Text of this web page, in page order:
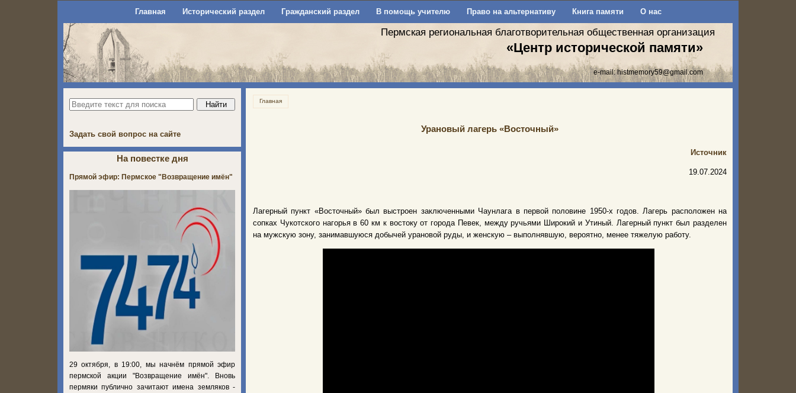
Главная Исторический раздел Гражданский раздел В помощь учителю Право на альтернативу Книга памяти О нас
Пермская региональная благотворительная общественная организация
«Центр исторической памяти»
e-mail:histmemory59@gmail.com
Главная
Урановый лагерь «Восточный»
Источник
19.07.2024
Лагерный пункт «Восточный» был выстроен заключенными Чаунлага в первой половине 1950-х годов. Лагерь расположен на
сопках Чукотского нагорья в 60 км к востоку от города Певек, между ручьями Широкий и Утиный. Лагерный пункт был разделен
на мужскую зону, занимавшуюся добычей урановой руды, и женскую – выполнявшую, вероятно, менее тяжелую работу.
Задать свой вопрос на сайте
На повестке дня
Прямой эфир: Пермское "Возвращение имён"
29 октября, в 19:00, мы начнём прямой эфир
пермской акции "Возвращение имён". Вновь
пермяки публично зачитают имена земляков -